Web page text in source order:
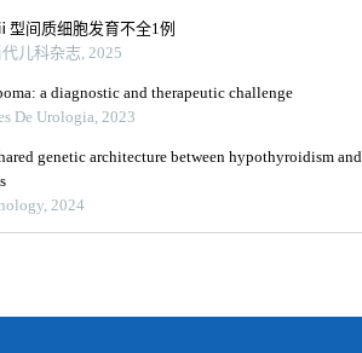
间质细胞发育不全1例
儿科杂志, 2025
a diagnostic and therapeutic challenge
De Urologia, 2023
genetic architecture between hypothyroidism and
2024